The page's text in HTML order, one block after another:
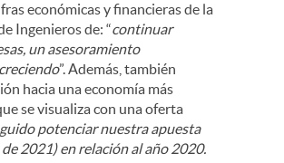
económicas y financieras de la
Ingenieros de: “continuar
un asesoramiento
”. Además, también
hacia una economía más
se visualiza con una oferta
potenciar nuestra apuesta
2021) en relación al año 2020.